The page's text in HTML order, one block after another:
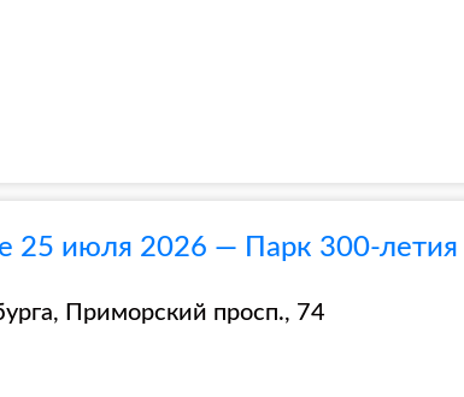
25 июля 2026 — Парк 300-летия
Приморский просп., 74